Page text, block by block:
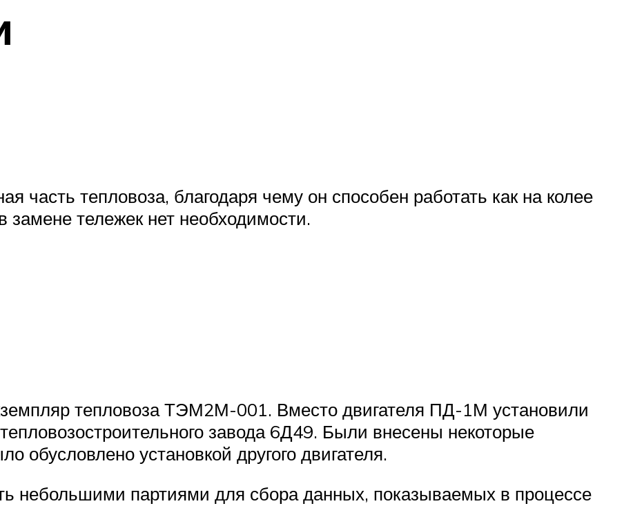
часть тепловоза, благодаря чему он способен работать как на колее
тележек нет необходимости.
тепловоза ТЭМ2М-001. Вместо двигателя ПД-1М установили
завода 6Д49. Были внесены некоторые
обусловлено установкой другого двигателя.
небольшими партиями для сбора данных, показываемых в процессе